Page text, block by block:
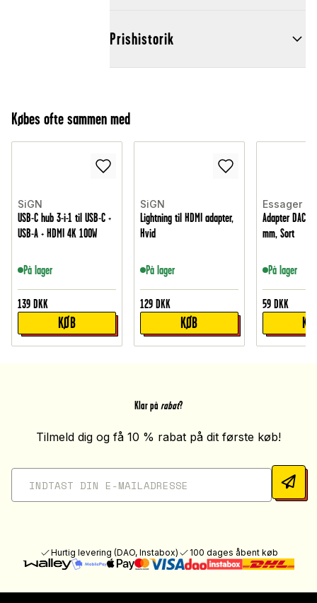
Prishistorik
Købes ofte sammen med
SiGN
USB-C hub 3-i-1 til USB-C +
USB-A + HDMI 4K 100W
På lager
139 DKK
KØB
SiGN
Lightning til HDMI adapter,
Hvid
På lager
129 DKK
KØB
Essager
Adapter DAC
mm, Sort
På lager
59 DKK
Klar på rabat?
Tilmeld dig og få 10 % rabat på dit første køb!
Hurtig levering (DAO, Instabox) 100 dages åbent køb